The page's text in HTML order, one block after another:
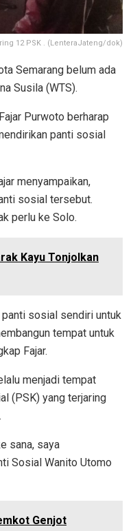
12 PSK . (LenteraJateng/dok)
Semarang belum ada
Susila (WTS).
Purwoto berharap
panti sosial
menyampaikan,
sosial tersebut.
perlu ke Solo.
Kayu Tonjolkan
panti sosial sendiri untuk
tempat untuk
Fajar.
menjadi tempat
(PSK) yang terjaring
sana, saya
Sosial Wanito Utomo
Genjot